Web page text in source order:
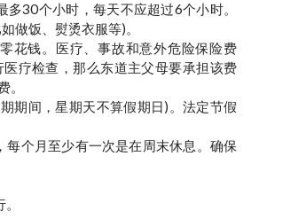
30个小时，每天不应超过6个小时。
做饭、熨烫衣服等)。
花钱。医疗、事故和意外危险保险费
疗检查，那么东道主父母要承担该费
。
期间，星期天不算假期日)。法定节假
个月至少有一次是在周末休息。确保